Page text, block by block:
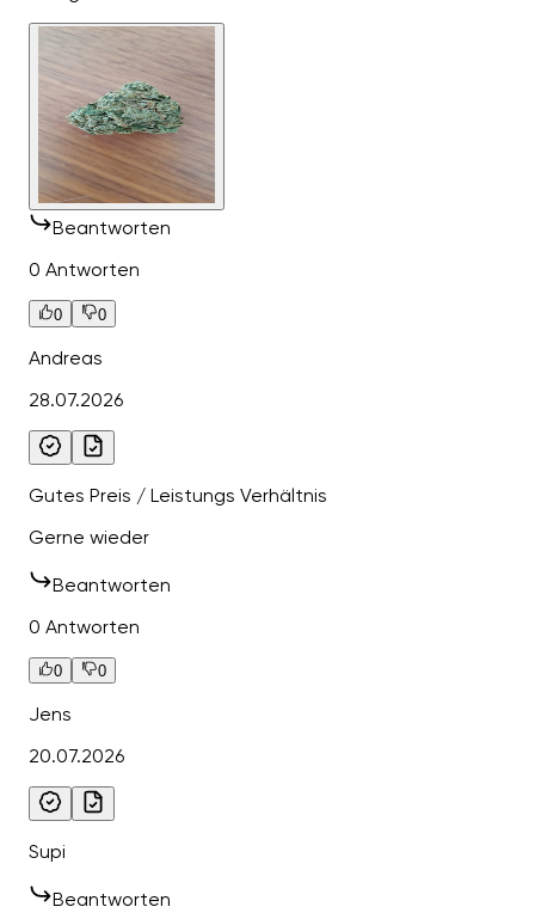
Beantworten
0 Antworten
0 0
Andreas
28.07.2026
Gutes Preis / Leistungs Verhältnis
Gerne wieder
Beantworten
0 Antworten
0 0
Jens
20.07.2026
Supi
Beantworten